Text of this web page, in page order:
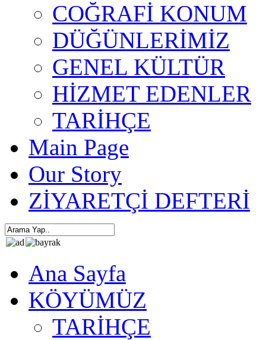
COĞRAFİ KONUM
DÜĞÜNLERİMİZ
GENEL KÜLTÜR
HİZMET EDENLER
TARİHÇE
Main Page
Our Story
ZİYARETÇİ DEFTERİ
Ana Sayfa
KÖYÜMÜZ
TARİHÇE